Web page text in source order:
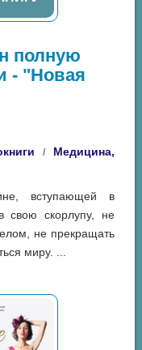
полную
- "Новая
/
Медицина,
вступающей в
свою скорлупу, не
не прекращать
миру. ...